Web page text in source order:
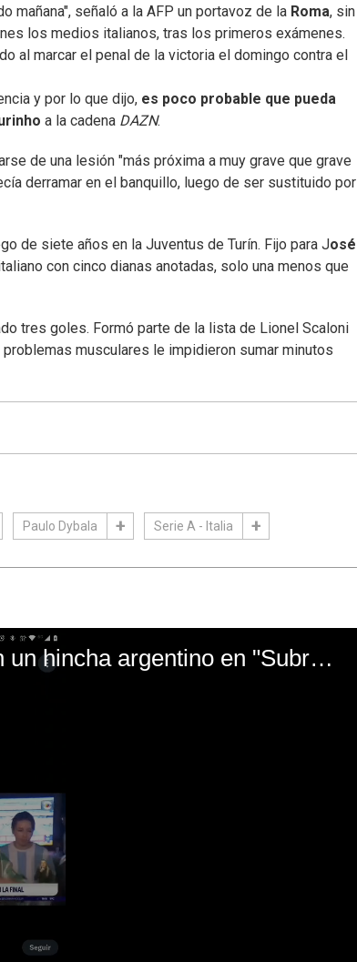
mañana", señaló a la AFP un portavoz de la Roma, sin
los medios italianos, tras los primeros exámenes.
al marcar el penal de la victoria el domingo contra el
y por lo que dijo, es poco probable que pueda
a la cadena DAZN.
de una lesión "más próxima a muy grave que grave
derramar en el banquillo, luego de ser sustituido por
de siete años en la Juventus de Turín. Fijo para José
con cinco dianas anotadas, solo una menos que
tres goles. Formó parte de la lista de Lionel Scaloni
musculares le impidieron sumar minutos
Paulo Dybala Serie A - Italia
El mal momento de Yanina Gasañol con un hincha argentino en "Subrayado"